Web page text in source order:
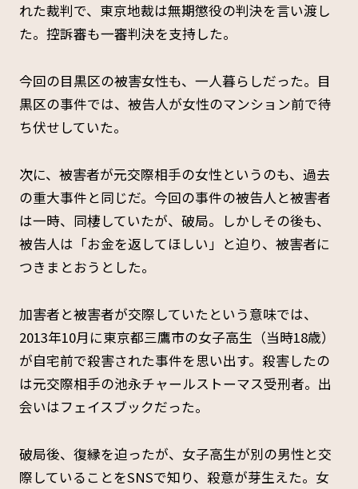
れた裁判で、東京地裁は無期懲役の判決を言い渡し
た。控訴審も一審判決を支持した。
今回の目黒区の被害女性も、一人暮らしだった。目
黒区の事件では、被告人が女性のマンション前で待
ち伏せしていた。
次に、被害者が元交際相手の女性というのも、過去
の重大事件と同じだ。今回の事件の被告人と被害者
は一時、同棲していたが、破局。しかしその後も、
被告人は「お金を返してほしい」と迫り、被害者に
つきまとおうとした。
加害者と被害者が交際していたという意味では、
2013年10月に東京都三鷹市の女子高生（当時18歳）
が自宅前で殺害された事件を思い出す。殺害したの
は元交際相手の池永チャールストーマス受刑者。出
会いはフェイスブックだった。
破局後、復縁を迫ったが、女子高生が別の男性と交
際していることをSNSで知り、殺意が芽生えた。女